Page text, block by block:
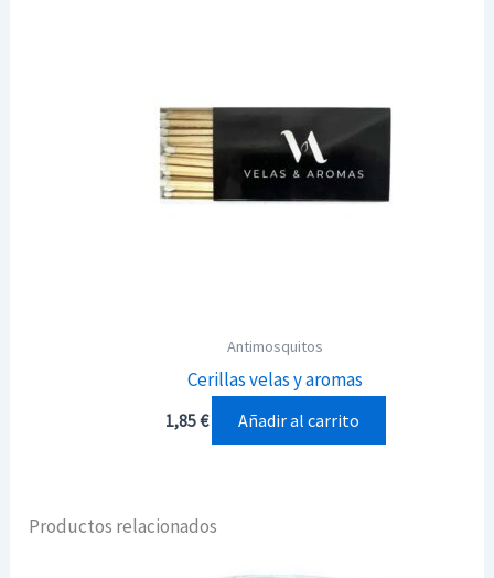
Antimosquitos
Cerillas velas y aromas
1,85€ Añadir al carrito
Productos relacionados